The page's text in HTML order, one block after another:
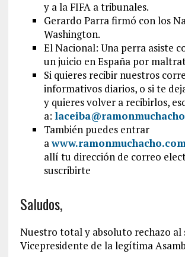
y a la FIFA a tribunales.
Gerardo Parra firmó con los
Washington.
El Nacional: Una perra asiste
un juicio en España por
Si quieres recibir nuestros
informativos diarios, o si te
y quieres volver a recibirlos,
a:
También puedes entrar
a
allí tu dirección de correo
suscribirte
Saludos,
Nuestro total y absoluto rechazo al
Vicepresidente de la legítima